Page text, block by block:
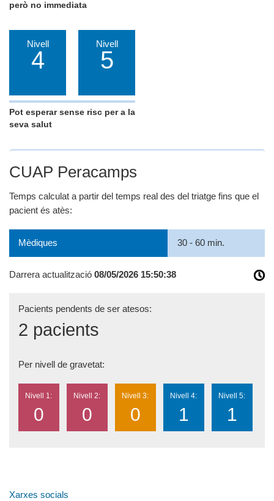
però no immediata
Pot esperar sense risc per a la
seva salut
Nivell
4
Nivell
5
CUAP Peracamps
Temps calculat a partir del temps real des del triatge fins que el
pacient és atès:
Mèdiques 30 - 60 min.
Darrera actualització 08/05/2026 15:50:38
Pacients pendents de ser atesos:
2 pacients
Per nivell de gravetat:
Nivell 1:
0
Nivell 2:
0
Nivell 3:
0
Nivell 4:
1
Nivell 5:
1
Xarxes socials